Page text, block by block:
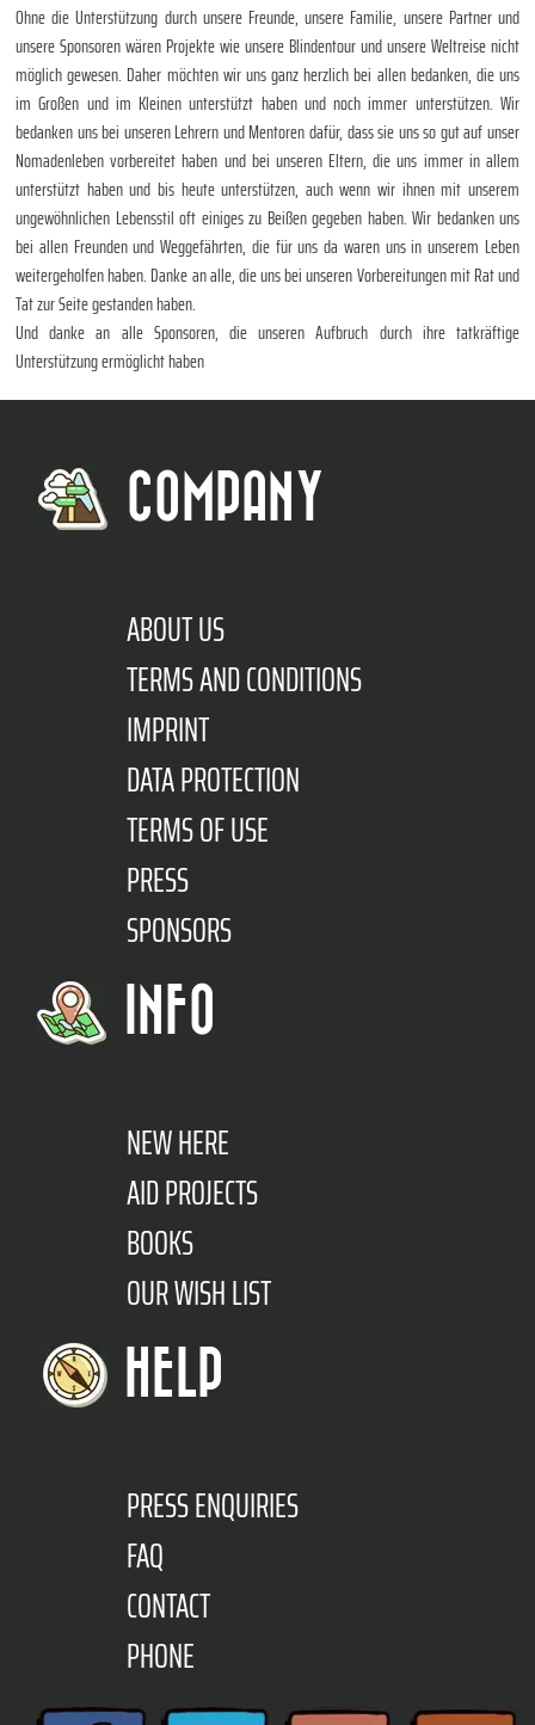
Ohne die Unterstützung durch unsere Freunde, unsere Familie, unsere Partner und
unsere Sponsoren wären Projekte wie unsere Blindentour und unsere Weltreise nicht
möglich gewesen. Daher möchten wir uns ganz herzlich bei allen bedanken, die uns
im Großen und im Kleinen unterstützt haben und noch immer unterstützen. Wir
bedanken uns bei unseren Lehrern und Mentoren dafür, dass sie uns so gut auf unser
Nomadenleben vorbereitet haben und bei unseren Eltern, die uns immer in allem
unterstützt haben und bis heute unterstützen, auch wenn wir ihnen mit unserem
ungewöhnlichen Lebensstil oft einiges zu Beißen gegeben haben. Wir bedanken uns
bei allen Freunden und Weggefährten, die für uns da waren uns in unserem Leben
weitergeholfen haben. Danke an alle, die uns bei unseren Vorbereitungen mit Rat und
Tat zur Seite gestanden haben.
Und danke an alle Sponsoren, die unseren Aufbruch durch ihre tatkräftige
Unterstützung ermöglicht haben
COMPANY
ABOUT US
TERMS AND CONDITIONS
IMPRINT
DATA PROTECTION
TERMS OF USE
PRESS
SPONSORS
INFO
NEW HERE
AID PROJECTS
BOOKS
OUR WISH LIST
HELP
PRESS ENQUIRIES
FAQ
CONTACT
PHONE